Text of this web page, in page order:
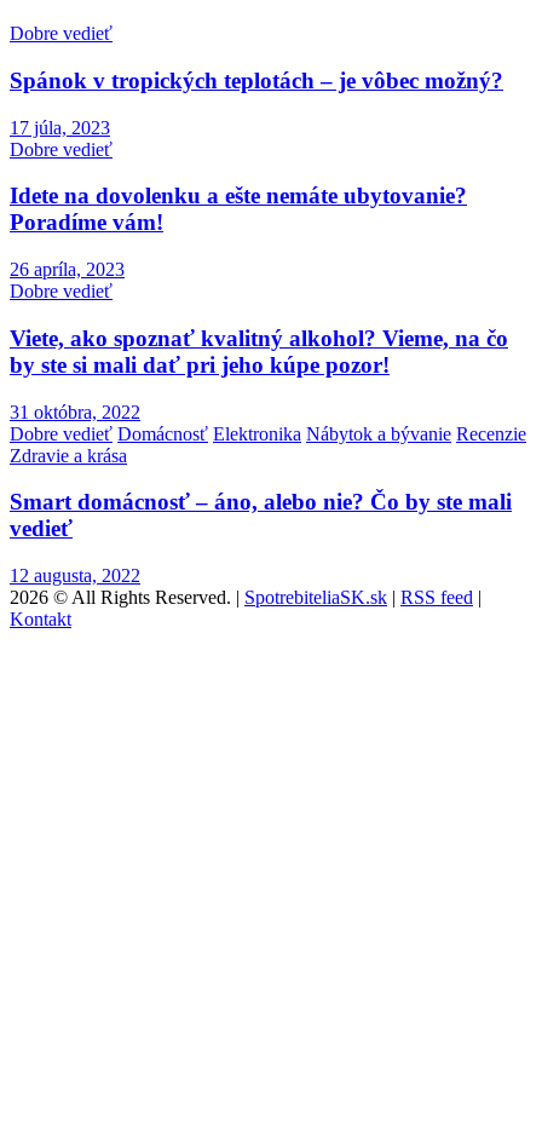
Dobre vedieť
Spánok v tropických teplotách – je vôbec možný?
17 júla, 2023
Dobre vedieť
Idete na dovolenku a ešte nemáte ubytovanie?
Poradíme vám!
26 apríla, 2023
Dobre vedieť
Viete, ako spoznať kvalitný alkohol? Vieme, na čo
by ste si mali dať pri jeho kúpe pozor!
31 októbra, 2022
Dobre vedieť Domácnosť Elektronika Nábytok a bývanie Recenzie
Zdravie a krása
Smart domácnosť – áno, alebo nie? Čo by ste mali
vedieť
12 augusta, 2022
2026 © All Rights Reserved. | SpotrebiteliaSK.sk | RSS feed |
Kontakt